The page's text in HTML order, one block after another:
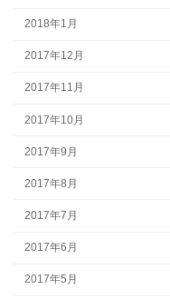
2018年1月
2017年12月
2017年11月
2017年10月
2017年9月
2017年8月
2017年7月
2017年6月
2017年5月